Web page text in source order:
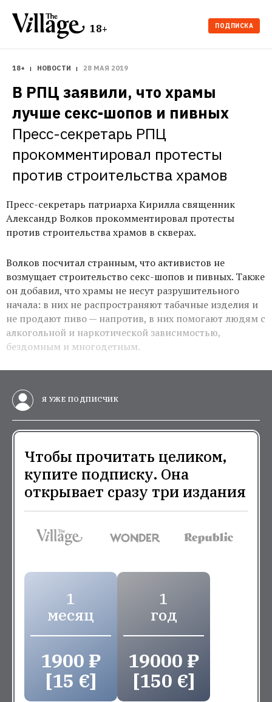
18+ ПОДПИСКА
18+ НОВОСТИ 28 МАЯ 2019
В РПЦ заявили, что храмы
лучше секс-шопов и пивных
Пресс-секретарь РПЦ
прокомментировал протесты
против строительства храмов
Пресс-секретарь патриарха Кирилла священник
Александр Волков прокомментировал протесты
против строительства храмов в скверах.
Волков посчитал странным, что активистов не
возмущает строительство секс-шопов и пивных. Также
он добавил, что храмы не несут разрушительного
начала: в них не распространяют табачные изделия и
не продают пиво — напротив, в них помогают людям с
алкогольной и наркотической зависимостью,
бездомным и многодетным.
Я УЖЕ ПОДПИСЧИК
Чтобы прочитать целиком,
купите подписку. Она
открывает сразу три издания
1
месяц
1900 ₽
[15 €]
1
год
19000 ₽
[150 €]